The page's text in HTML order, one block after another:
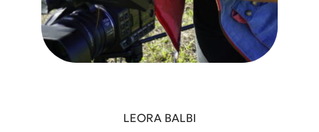
LEORA BALBI